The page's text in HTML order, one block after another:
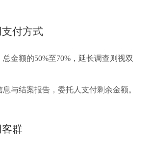
付方式
金额的50%至70%，延长调查则视双
与结案报告，委托人支付剩余金额。
群